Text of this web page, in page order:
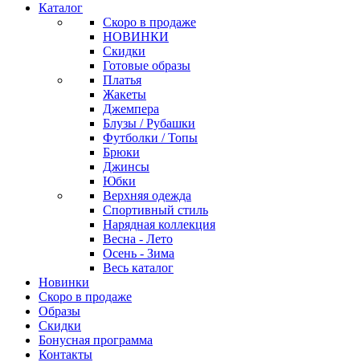
Каталог
Скоро в продаже
НОВИНКИ
Скидки
Готовые образы
Платья
Жакеты
Джемпера
Блузы / Рубашки
Футболки / Топы
Брюки
Джинсы
Юбки
Верхняя одежда
Спортивный стиль
Нарядная коллекция
Весна - Лето
Осень - Зима
Весь каталог
Новинки
Скоро в продаже
Образы
Скидки
Бонусная программа
Контакты